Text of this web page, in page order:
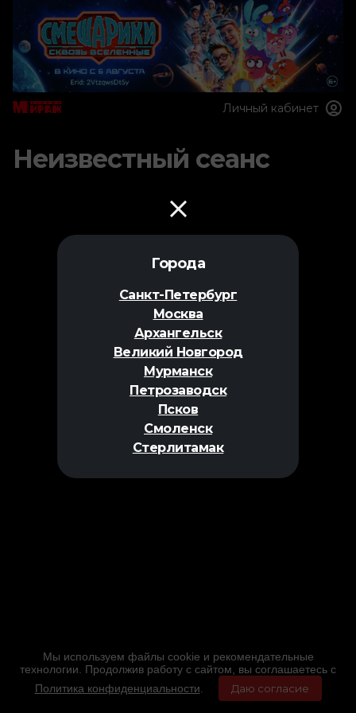
Города
Санкт-Петербург
Москва
Архангельск
Великий Новгород
Мурманск
Петрозаводск
Псков
Смоленск
Стерлитамак
Личный кабинет
Неизвестный сеанс
Мы используем файлы cookie и рекомендательные
технологии. Продолжив работу с сайтом, вы соглашаетесь с
Политика конфиденциальности
Даю согласие